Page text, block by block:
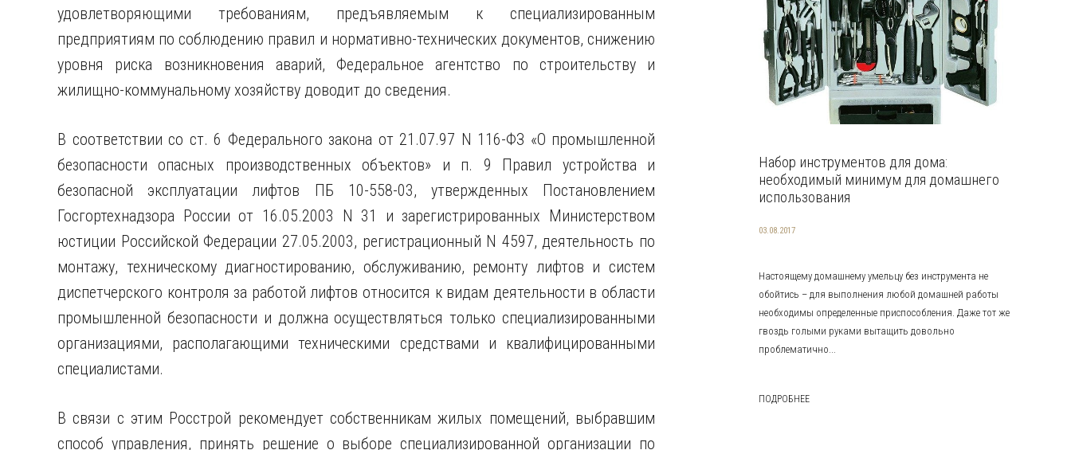
удовлетворяющими требованиям, предъявляемым к специализированным
предприятиям по соблюдению правил и нормативно-технических документов, снижению
уровня риска возникновения аварий, Федеральное агентство по строительству и
жилищно-коммунальному хозяйству доводит до сведения.
В соответствии со ст. 6 Федерального закона от 21.07.97 N 116-ФЗ «О промышленной
безопасности опасных производственных объектов» и п. 9 Правил устройства и
безопасной эксплуатации лифтов ПБ 10-558-03, утвержденных Постановлением
Госгортехнадзора России от 16.05.2003 N 31 и зарегистрированных Министерством
юстиции Российской Федерации 27.05.2003, регистрационный N 4597, деятельность по
монтажу, техническому диагностированию, обслуживанию, ремонту лифтов и систем
диспетчерского контроля за работой лифтов относится к видам деятельности в области
промышленной безопасности и должна осуществляться только специализированными
организациями, располагающими техническими средствами и квалифицированными
специалистами.
В связи с этим Росстрой рекомендует собственникам жилых помещений, выбравшим
способ управления, принять решение о выборе специализированной организации по
Набор инструментов для дома:
необходимый минимум для домашнего
использования
03.08.2017
Настоящему домашнему умельцу без инструмента не
обойтись – для выполнения любой домашней работы
необходимы определенные приспособления. Даже тот же
гвоздь голыми руками вытащить довольно
проблематично...
ПОДРОБНЕЕ